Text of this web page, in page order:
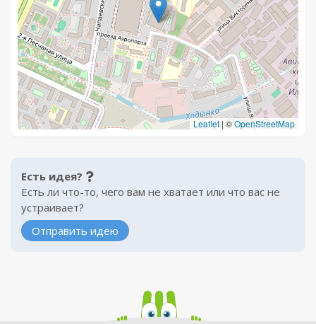
Leaflet | ©OpenStreetMap
Есть идея?
Есть ли что-то, чего вам не хватает или что вас не
устраивает?
Отправить идею